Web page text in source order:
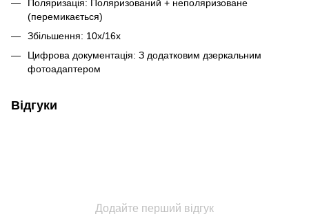
Поляризація: Поляризований + неполяризоване
(перемикається)
Збільшення: 10х/16х
Цифрова документація: З додатковим дзеркальним
фотоадаптером
Відгуки
Додайте перший відгук